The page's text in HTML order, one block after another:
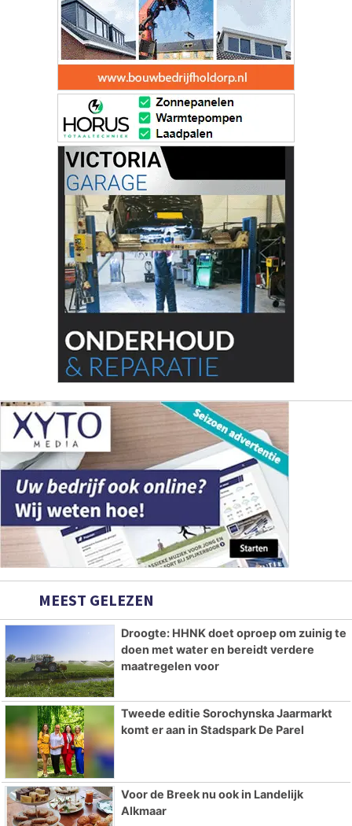
MEEST GELEZEN
Droogte: HHNK doet oproep om zuinig te
doen met water en bereidt verdere
maatregelen voor
Tweede editie Sorochynska Jaarmarkt
komt er aan in Stadspark De Parel
Voor de Breek nu ook in Landelijk
Alkmaar